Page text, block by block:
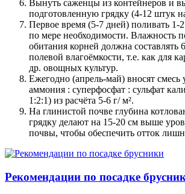
Вынуть саженцы из контейнеров и
подготовленную грядку (4-12 штук
Первое время (5-7 дней) поливать 1-2
по мере необходимости. Влажность
обитания корней должна составлять
полевой влагоёмкости, т.е. как для
др. овощных культур.
Ежегодно (апрель-май) вносят смесь
аммония : суперфосфат : сульфат
1:2:1) из расчёта 5-6 г/ м².
На глинистой почве глубина
грядку делают на 15-20 см выше
почвы, чтобы обеспечить отток
Рекомендации по посадке